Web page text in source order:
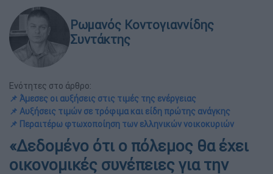
Ρωμανός Κοντογιαννίδης
Συντάκτης
Ενότητες στο άρθρο:
📌 Άμεσες οι αυξήσεις στις τιμές της ενέργειας
📌 Αυξήσεις τιμών σε τρόφιμα και είδη πρώτης ανάγκης
📌 Περαιτέρω φτωχοποίηση των ελληνικών νοικοκυριών
«Δεδομένο ότι ο πόλεμος θα έχει
οικονομικές συνέπειες για την